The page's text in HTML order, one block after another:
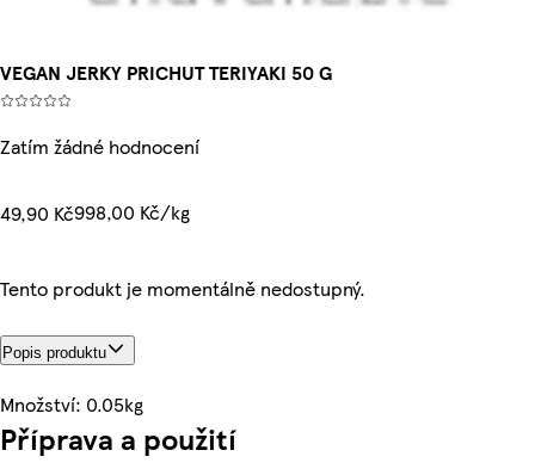
VEGAN JERKY PRICHUT TERIYAKI 50 G
Zatím žádné hodnocení
49,90 Kč998,00 Kč/kg
Tento produkt je momentálně nedostupný.
Popis produktu
Množství: 0.05kg
Příprava a použití